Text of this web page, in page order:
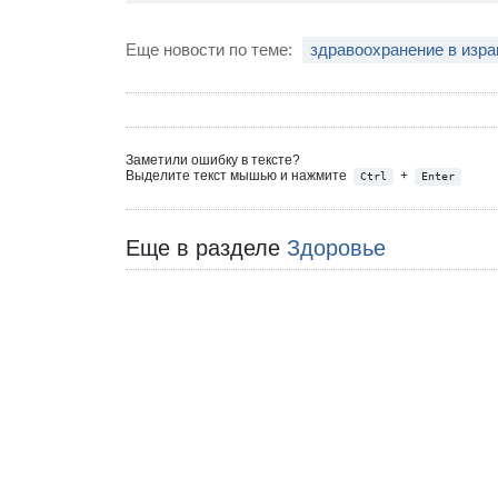
Еще новости по теме: здравоохранение в
Заметили ошибку в тексте?
Выделите текст мышью и нажмите
Ctrl + Enter
Еще в разделе Здоровье